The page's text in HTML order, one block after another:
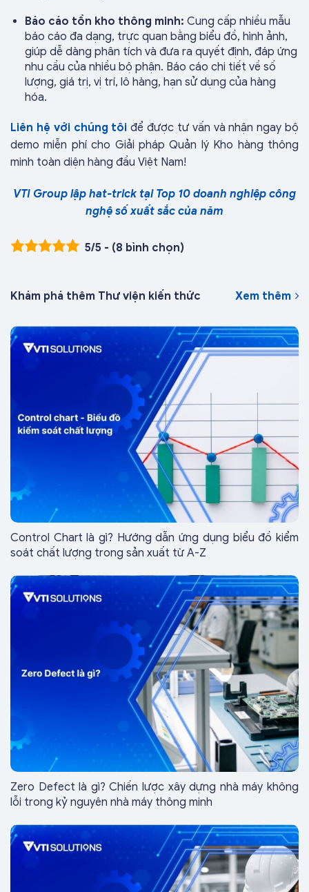
Báo cáo tồn kho thông minh: Cung cấp nhiều mẫu
báo cáo đa dạng, trực quan bằng biểu đồ, hình ảnh,
giúp dễ dàng phân tích và đưa ra quyết định, đáp ứng
nhu cầu của nhiều bộ phận. Báo cáo chi tiết về số
lượng, giá trị, vị trí, lô hàng, hạn sử dụng của hàng
hóa.
Liên hệ với chúng tôi để được tư vấn và nhận ngay bộ
demo miễn phí cho Giải pháp Quản lý Kho hàng thông
minh toàn diện hàng đầu Việt Nam!
VTI Group lập hat-trick tại Top 10 doanh nghiệp công
nghệ số xuất sắc của năm
5/5 - (8 bình chọn)
Khám phá thêm Thư viện kiến thức Xem thêm
Control Chart là gì? Hướng dẫn ứng dụng biểu đồ kiểm
soát chất lượng trong sản xuất từ A-Z
Zero Defect là gì? Chiến lược xây dựng nhà máy không
lỗi trong kỷ nguyên nhà máy thông minh